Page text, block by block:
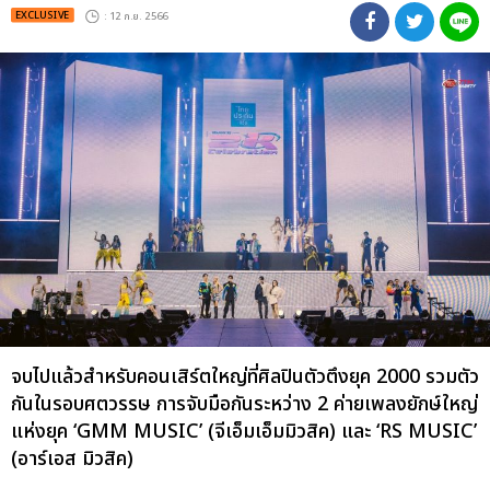
EXCLUSIVE : 12 ก.ย. 2566
จบไปแล้วสำหรับคอนเสิร์ตใหญ่ที่ศิลปินตัวตึงยุค 2000 รวมตัว
กันในรอบศตวรรษ การจับมือกันระหว่าง 2 ค่ายเพลงยักษ์ใหญ่
แห่งยุค ‘GMM MUSIC’ (จีเอ็มเอ็มมิวสิค) และ ‘RS MUSIC’
(อาร์เอส มิวสิค)